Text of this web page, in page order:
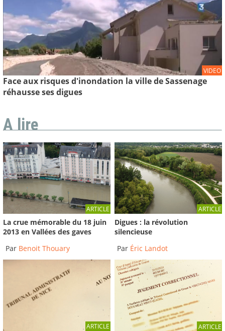
VIDEO
Face aux risques d'inondation la ville de Sassenage
réhausse ses digues
A lire
ARTICLE
La crue mémorable du 18 juin
2013 en Vallées des gaves
Par Benoit Thouary
ARTICLE
Digues : la révolution
silencieuse
Par Éric Landot
ARTICLE ARTICLE